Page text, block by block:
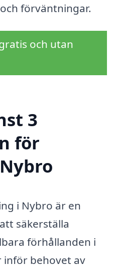
förväntningar.
och utan
3
för
i Nybro är en
säkerställa
förhållanden i
inför behovet av